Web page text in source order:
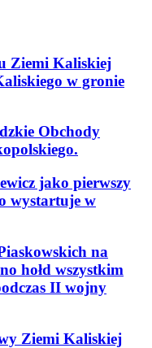
Ziemi Kaliskiej
w gronie
Obchody
jako pierwszy
wystartuje w
na
hołd wszystkim
II wojny
Ziemi Kaliskiej